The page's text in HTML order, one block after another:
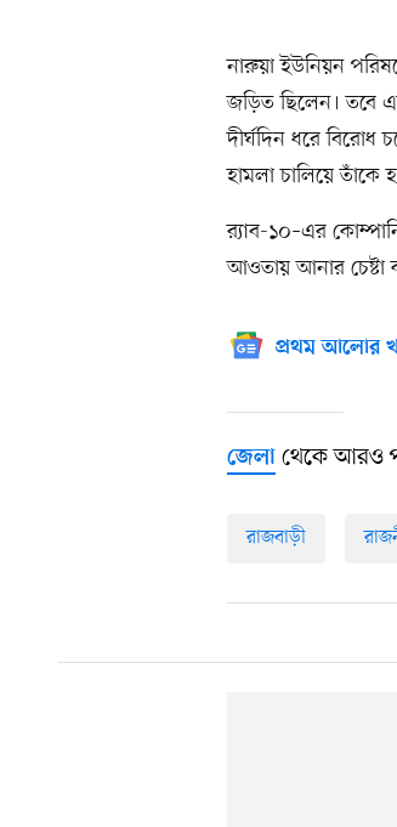
নারুয়া ইউনিয়ন
জড়িত ছিলেন। তবে
দীর্ঘদিন ধরে
হামলা চালিয়ে তাঁকে
র‍্যাব-১০–এর
আওতায় আনার চেষ্টা
প্রথম আলোর
জেলা থেকে আরও
রাজবাড়ী